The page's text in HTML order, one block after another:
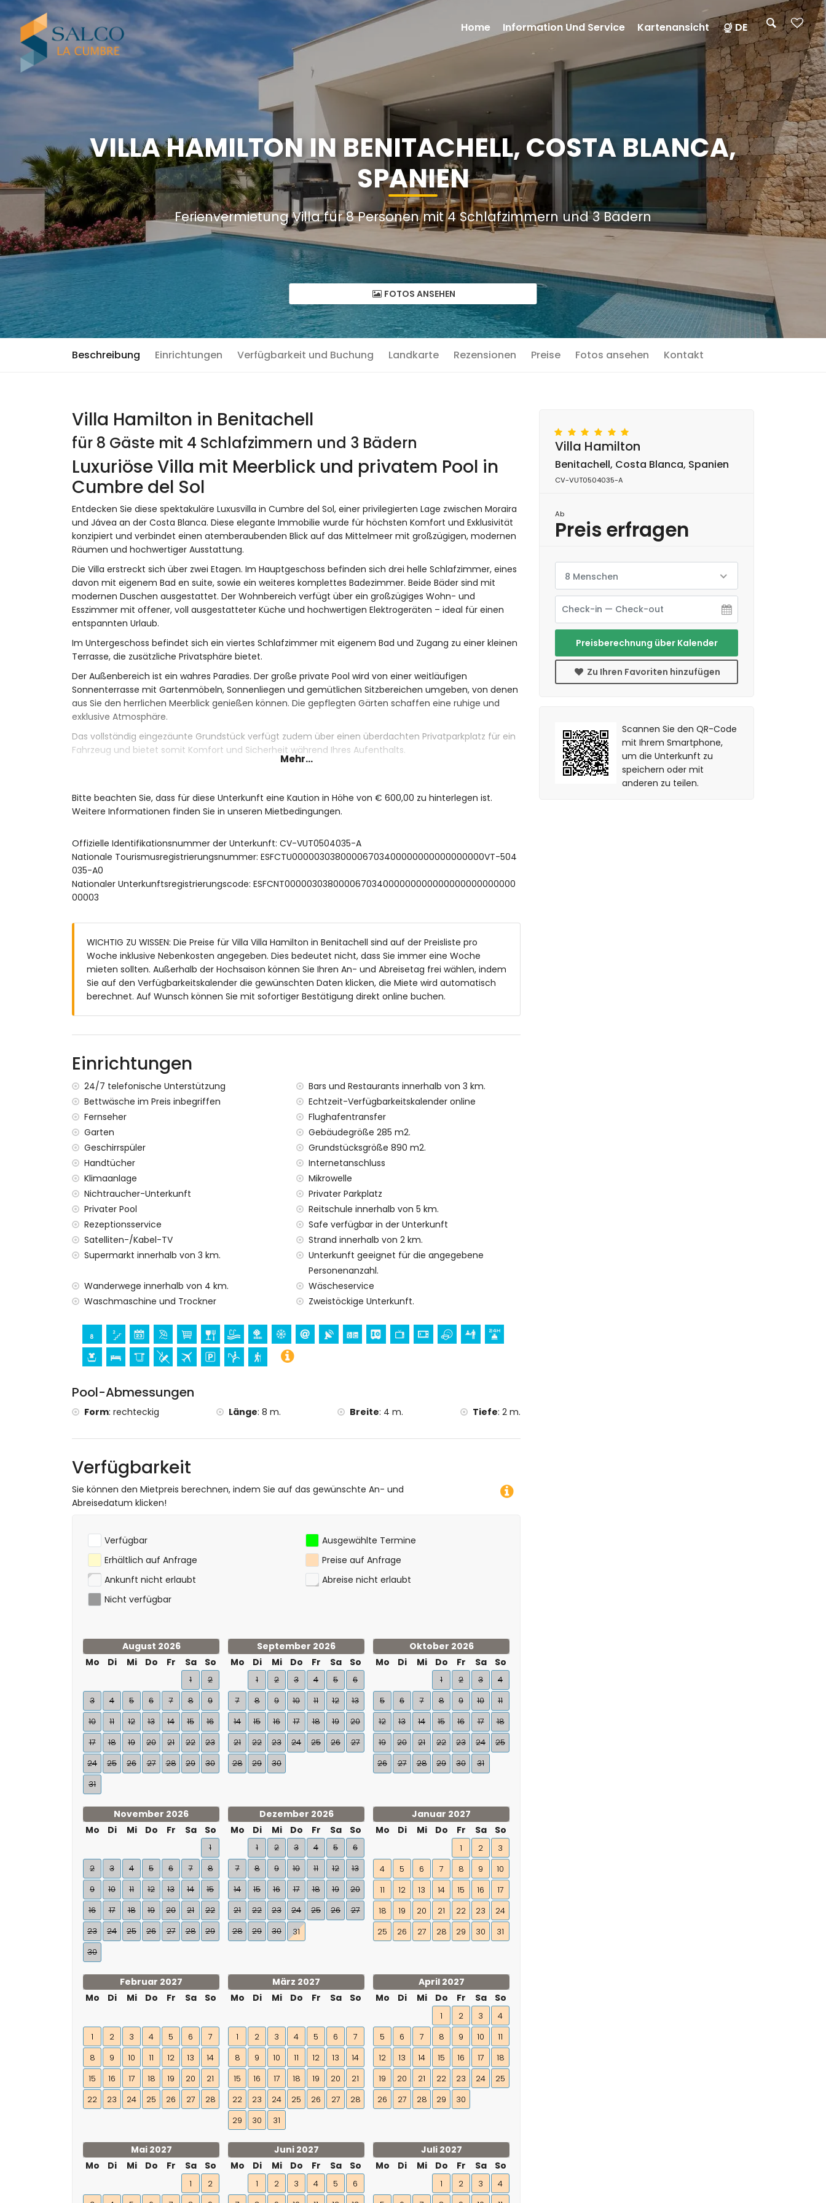
VILLA HAMILTON IN BENITACHELL, COSTA BLANCA,
SPANIEN
Ferienvermietung Villa für 8 Personen mit 4 Schlafzimmern und 3 Bädern
FOTOS ANSEHEN
Beschreibung Einrichtungen Verfügbarkeit und Buchung Landkarte Rezensionen Preise Fotos ansehen Kontakt
Villa Hamilton in Benitachell
für 8 Gäste mit 4 Schlafzimmern und 3 Bädern
Luxuriöse Villa mit Meerblick und privatem Pool in
Cumbre del Sol
Entdecken Sie diese spektakuläre Luxusvilla in Cumbre del Sol, einer privilegierten Lage zwischen Moraira
und Jávea an der Costa Blanca. Diese elegante Immobilie wurde für höchsten Komfort und Exklusivität
konzipiert und verbindet einen atemberaubenden Blick auf das Mittelmeer mit großzügigen, modernen
Räumen und hochwertiger Ausstattung.
Die Villa erstreckt sich über zwei Etagen. Im Hauptgeschoss befinden sich drei helle Schlafzimmer, eines
davon mit eigenem Bad en suite, sowie ein weiteres komplettes Badezimmer. Beide Bäder sind mit
modernen Duschen ausgestattet. Der Wohnbereich verfügt über ein großzügiges Wohn- und
Esszimmer mit offener, voll ausgestatteter Küche und hochwertigen Elektrogeräten – ideal für einen
entspannten Urlaub.
Im Untergeschoss befindet sich ein viertes Schlafzimmer mit eigenem Bad und Zugang zu einer kleinen
Terrasse, die zusätzliche Privatsphäre bietet.
Der Außenbereich ist ein wahres Paradies. Der große private Pool wird von einer weitläufigen
Sonnenterrasse mit Gartenmöbeln, Sonnenliegen und gemütlichen Sitzbereichen umgeben, von denen
aus Sie den herrlichen Meerblick genießen können. Die gepflegten Gärten schaffen eine ruhige und
exklusive Atmosphäre.
Das vollständig eingezäunte Grundstück verfügt zudem über einen überdachten Privatparkplatz für ein
Fahrzeug und bietet somit Komfort und Sicherheit während Ihres Aufenthalts.
von Moraira, Jávea und Cumbre del Sol macht sie zur perfekten Wahl für einen unvergesslichen Urlaub
an der Costa Blanca.
Wichtige Informationen:
Haustiere sind nicht erlaubt.
Partys und Veranstaltungen sind nicht gestattet.
Das Rauchen im Inneren der Villa ist strengstens verboten.
Mehr...
Bitte beachten Sie, dass für diese Unterkunft eine Kaution in Höhe von € 600,00 zu hinterlegen ist.
Weitere Informationen finden Sie in unseren Mietbedingungen.
Offizielle Identifikationsnummer der Unterkunft: CV-VUT0504035-A
Nationale Tourismusregistrierungsnummer: ESFCTU00000303800006703400000000000000000VT-504
035-A0
Nationaler Unterkunftsregistrierungscode: ESFCNT000003038000067034000000000000000000000000
00003
WICHTIG ZU WISSEN: Die Preise für Villa Villa Hamilton in Benitachell sind auf der Preisliste pro
Woche inklusive Nebenkosten angegeben. Dies bedeutet nicht, dass Sie immer eine Woche
mieten sollten. Außerhalb der Hochsaison können Sie Ihren An- und Abreisetag frei wählen, indem
Sie auf den Verfügbarkeitskalender die gewünschten Daten klicken, die Miete wird automatisch
berechnet. Auf Wunsch können Sie mit sofortiger Bestätigung direkt online buchen.
Einrichtungen
24/7 telefonische Unterstützung
Bars und Restaurants innerhalb von 3 km.
Bettwäsche im Preis inbegriffen
Echtzeit-Verfügbarkeitskalender online
Fernseher
Flughafentransfer
Garten
Gebäudegröße 285 m2.
Geschirrspüler
Grundstücksgröße 890 m2.
Handtücher
Internetanschluss
Klimaanlage
Mikrowelle
Nichtraucher-Unterkunft
Privater Parkplatz
Privater Pool
Reitschule innerhalb von 5 km.
Rezeptionsservice
Safe verfügbar in der Unterkunft
Satelliten-/Kabel-TV
Strand innerhalb von 2 km.
Supermarkt innerhalb von 3 km.
Unterkunft geeignet für die angegebene
Personenanzahl.
Wanderwege innerhalb von 4 km.
Wäscheservice
Waschmaschine und Trockner
Zweistöckige Unterkunft.
Pool-Abmessungen
Form: rechteckig Länge: 8 m. Breite: 4 m. Tiefe: 2 m.
Verfügbarkeit
Sie können den Mietpreis berechnen, indem Sie auf das gewünschte An- und
Abreisedatum klicken!
Verfügbar
Ausgewählte Termine
Erhältlich auf Anfrage
Preise auf Anfrage
Ankunft nicht erlaubt
Abreise nicht erlaubt
Nicht verfügbar
August 2026
Mo
Di Mi Do Fr Sa So
1
2
3
4 5 6 7 8
9
10
11 12 13 14 15
16
17
18 19 20 21 22
23
24
25 26 27 28 29
30
31
September 2026
Mo
Di Mi Do Fr Sa So
1 2 3 4 5
6
7
8 9 10 11 12
13
14
15 16 17 18 19
20
21
22 23 24 25 26
27
28
29 30
Oktober 2026
Mo
Di Mi Do Fr Sa So
1 2 3
4
5
6 7 8 9 10
11
12
13 14 15 16 17
18
19
20 21 22 23 24
25
26
27 28 29 30 31
November 2026
Mo
Di Mi Do Fr Sa So
1
2
3 4 5 6 7
8
9
10 11 12 13 14
15
16
17 18 19 20 21
22
23
24 25 26 27 28
29
30
Dezember 2026
Mo
Di Mi Do Fr Sa So
1 2 3 4 5
6
7
8 9 10 11 12
13
14
15 16 17 18 19
20
21
22 23 24 25 26
27
28
29 30 31
Januar 2027
Mo
Di Mi Do Fr Sa So
1 2
3
4
5 6 7 8 9
10
11
12 13 14 15 16
17
18
19 20 21 22 23
24
25
26 27 28 29 30 31
Februar 2027
Mo
Di Mi Do Fr Sa So
1 2 3 4 5 6
7
8
9 10 11 12 13
14
15
16 17 18 19 20
21
22
23 24 25 26 27 28
März 2027
Mo
Di Mi Do Fr Sa So
1 2 3 4 5 6
7
8
9 10 11 12 13
14
15
16 17 18 19 20
21
22
23 24 25 26 27
28
29
30 31
April 2027
Mo
Di Mi Do Fr Sa So
1 2 3
4
5
6 7 8 9 10
11
12
13 14 15 16 17
18
19
20 21 22 23 24
25
26
27 28 29 30
Mai 2027
Mo
Di Mi Do Fr Sa So
1
2
Juni 2027
Mo
Di Mi Do Fr Sa So
1 2 3 4 5
6
Juli 2027
Mo
Di Mi Do Fr Sa So
1 2 3
4
Villa Hamilton
Benitachell, Costa Blanca, Spanien
CV-VUT0504035-A
Ab
Preis erfragen
8 Menschen
Preisberechnung über Kalender
Zu Ihren Favoriten hinzufügen
Scannen Sie den QR-Code
mit Ihrem Smartphone,
um die Unterkunft zu
speichern oder mit
anderen zu teilen.
Home Information Und Service Kartenansicht DE